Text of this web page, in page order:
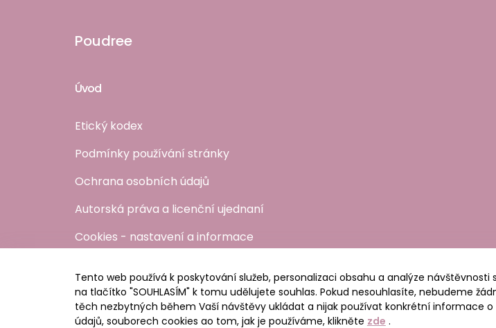
Poudree
Úvod
Etický kodex
Podmínky používání stránky
Ochrana osobních údajů
Autorská práva a licenční ujednaní
Cookies - nastavení a informace
Kontakt
Tento web používá k poskytování služeb, personalizaci obsahu a analýze návštěvnosti
na tlačítko "SOUHLASÍM" k tomu udělujete souhlas. Pokud nesouhlasíte, nebudeme
těch nezbytných během Vaší návštěvy ukládat a nijak používat konkrétní informace
údajů, souborech cookies ao tom, jak je používáme, klikněte zde .